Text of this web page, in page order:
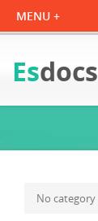
Esdocs
No category